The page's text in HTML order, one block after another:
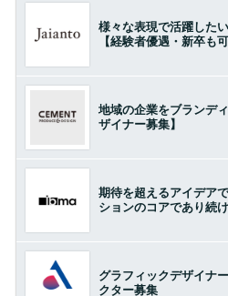
様々な表現で活躍した
【経験者優遇・新卒も可
地域の企業をブランデ
ザイナー募集】
期待を超えるアイデア
ションのコアであり続
グラフィックデザイナ
クター募集